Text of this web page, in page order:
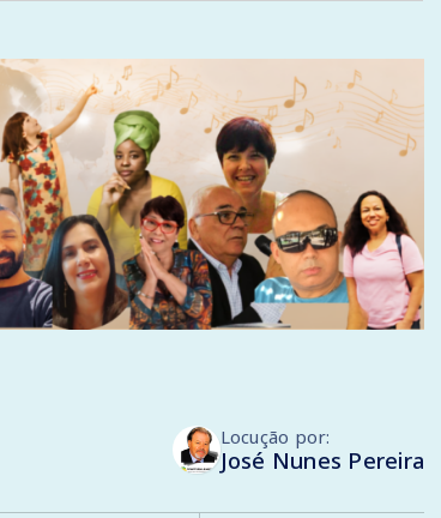
Locução por:
José Nunes Pereira